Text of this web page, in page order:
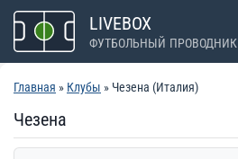
Перейти
содержимому
LIVEBOX
ФУТБОЛЬНЫЙ ПРОВОДНИК
Главная » Клубы » Чезена (Италия)
Чезена